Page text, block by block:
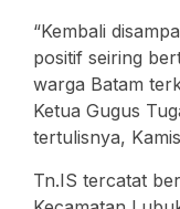
“Kembali
positif seiring
warga Batam
Ketua Gugus
tertulisnya,
Tn.IS tercatat